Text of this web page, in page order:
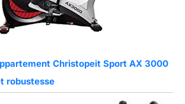
Christopeit Sport AX 3000
robustesse